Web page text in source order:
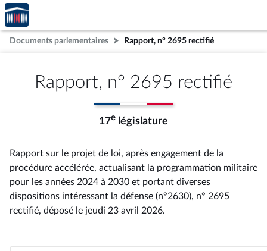
Aller au contenu
Aller en bas de la page
Accèder
à la
page
d'accueil
Documents parlementaires Rapport, n° 2695 rectifié
Rapport, n° 2695 rectifié
17e législature
Rapport sur le projet de loi, après engagement de la
procédure accélérée, actualisant la programmation militaire
pour les années 2024 à 2030 et portant diverses
dispositions intéressant la défense (n°2630), n° 2695
rectifié, déposé le jeudi 23 avril 2026.